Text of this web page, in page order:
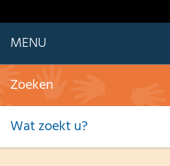
MENU
Zoeken
Wat zoekt u?